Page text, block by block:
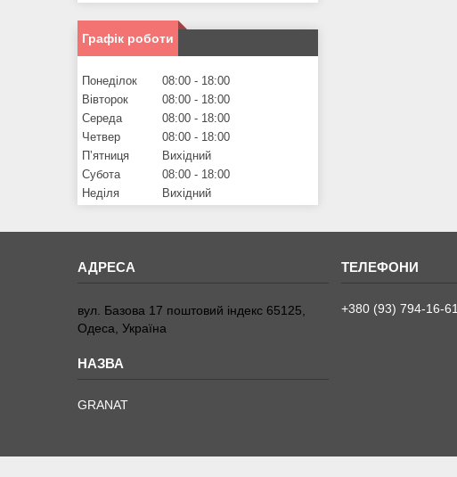
Графік роботи
Понеділок 08:00
18:00
Вівторок
08:00
18:00
Середа
08:00
18:00
Четвер
08:00
18:00
Пʼятниця
Вихідний
Субота
08:00
18:00
Неділя
Вихідний
вул. Базова 17 поштовий індекс 65125,
Одеса, Україна
GRANAT
+380 (93) 794-16-61